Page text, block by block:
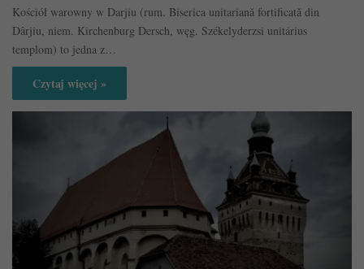
Kościół warowny w Darjiu (rum. Biserica unitariană fortificată din
Dârjiu, niem. Kirchenburg Dersch, węg. Székelyderzsi unitárius
templom) to jedna z…
Czytaj więcej »